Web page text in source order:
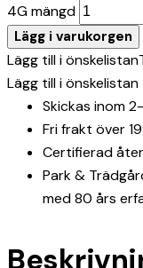
4G mängd
Lägg i varukorgen
Lägg till i önskelistan
Lägg till i önskelistan
Skickas inom
Fri frakt över
Certifierad
Park &
med 80 års